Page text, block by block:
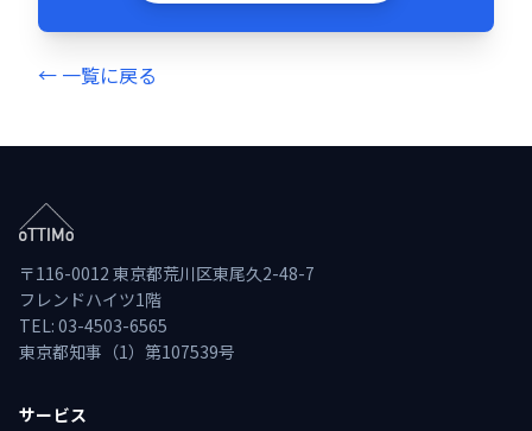
← 一覧に戻る
〒116-0012 東京都荒川区東尾久2-48-7
フレンドハイツ1階
TEL: 03-4503-6565
東京都知事（1）第107539号
サービス